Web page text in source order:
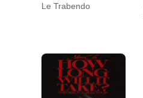
Le Trabendo